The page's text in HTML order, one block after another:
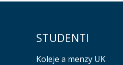
STUDENTI
Koleje a menzy UK